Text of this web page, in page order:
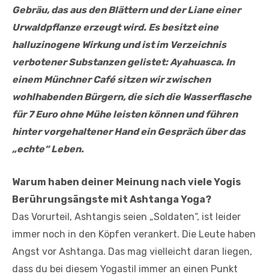
Gebräu, das aus den Blättern und der Liane einer
Urwaldpflanze erzeugt wird. Es besitzt eine
halluzinogene Wirkung und ist im Verzeichnis
verbotener Substanzen gelistet: Ayahuasca. In
einem Münchner Café sitzen wir zwischen
wohlhabenden Bürgern, die sich die Wasserflasche
für 7 Euro ohne Mühe leisten können und führen
hinter vorgehaltener Hand ein Gespräch über das
„echte“ Leben.
Warum haben deiner Meinung nach viele Yogis
Berührungsängste mit Ashtanga Yoga?
Das Vorurteil, Ashtangis seien „Soldaten“, ist leider
immer noch in den Köpfen verankert. Die Leute haben
Angst vor Ashtanga. Das mag vielleicht daran liegen,
dass du bei diesem Yogastil immer an einen Punkt